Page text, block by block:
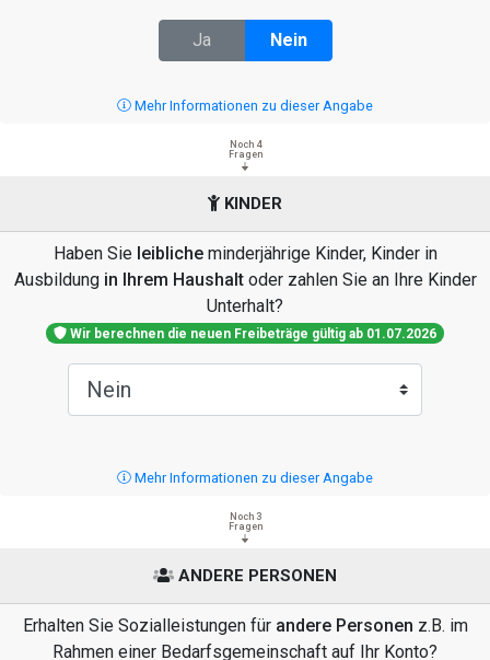
Ja Nein
Mehr Informationen zu dieser Angabe
Noch 4
Fragen
KINDER
Haben Sie leiblicheminderjährige Kinder, Kinder in
Ausbildung in Ihrem Haushaltoder zahlen Sie an Ihre Kinder
Unterhalt?
Wir berechnen die neuen Freibeträge gültig ab 01.07.2026
Mehr Informationen zu dieser Angabe
Noch 3
Fragen
ANDERE PERSONEN
Erhalten Sie Sozialleistungen für andere Personen z.B. im
Rahmen einer Bedarfsgemeinschaft auf Ihr Konto?